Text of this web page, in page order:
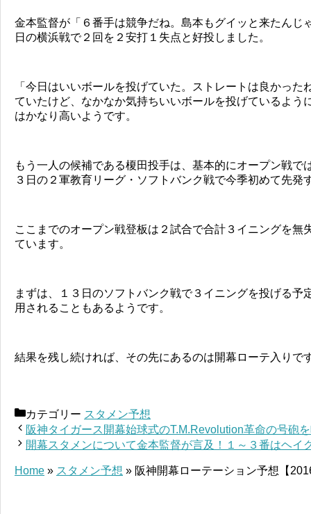
金本監督が「６番手は競争だね。島本もグイッと来たんじ
日の横浜戦で２回を２安打１失点と好投しました。
「今日はいいボールを投げていた。ストレートは良かっ
ていたけど、なかなか気持ちいいボールを投げているよう
はかなり高いようです。
もう一人の候補である榎田投手は、基本的にオープン戦で
３日の２軍教育リーグ・ソフトバンク戦で今季初めて先発
ここまでのオープン戦登板は２試合で合計３イニングを無
ています。
まずは、１３日のソフトバンク戦で３イニングを投げる予
用されることもあるようです。
結果を残し続ければ、その先にあるのは開幕ローテ入りで
カテゴリー スタメン予想
阪神タイガース開幕始球式のT.M.Revolution革命の号砲
開幕スタメンについて金本監督が言及！１～３番はヘイ
Home » スタメン予想 » 阪神開幕ローテーション予想【